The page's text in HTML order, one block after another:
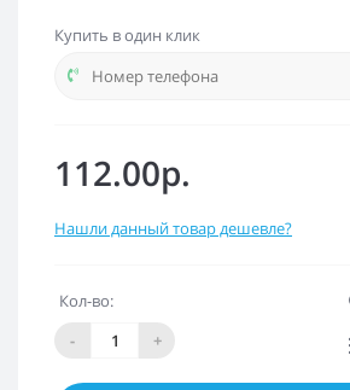
Купить в один клик
112.00р.
Нашли данный товар дешевле?
Кол-во:
-
+